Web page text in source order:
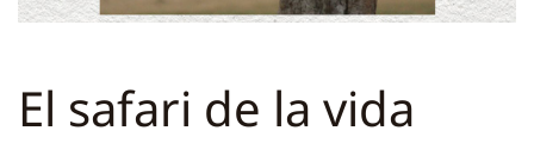
El safari de la vida